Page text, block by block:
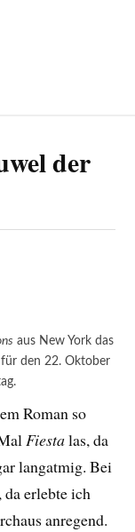
der
aus New York das
den 22. Oktober
Roman so
Fiestalas, da
langatmig. Bei
da erlebte ich
anregend.